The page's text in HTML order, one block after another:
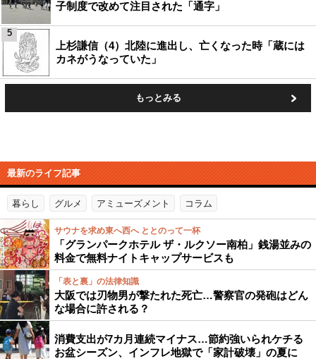
子制度で改めて注目された「通字」
上杉謙信（4）北陸に進出し、亡くなった時「蔵には
カネがうなっていた」
5
もっとみる
最新のライフ記事
暮らし グルメ アミューズメント コラム
サウナを求め東へ西へ ととのって一杯
「グランパークホテル ザ・ルクソー南柏」銭湯並みの
料金で無料ナイトキャップサービスも
「表と裏」の法律知識
大阪では刃物男が撃たれた死亡…警察官の発砲はどん
な場合に許される？
消費支出が7カ月連続マイナス…節約強いられケチる
お盆シーズン、インフレ地獄で「家計破壊」の夏に